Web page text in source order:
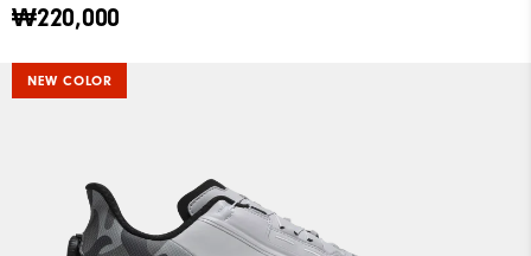
₩220,000
NEW COLOR